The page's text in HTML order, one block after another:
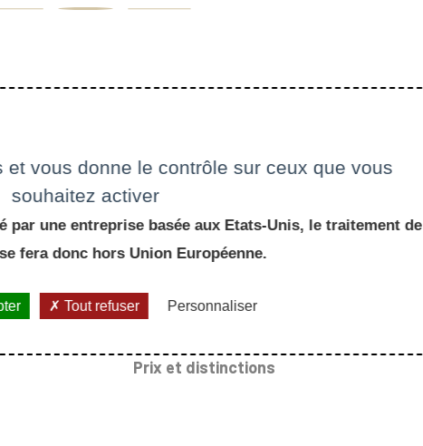
Prix et distinctions
vous donne le contrôle sur ceux que vous
souhaitez activer
par une entreprise basée aux Etats-Unis, le traitement de
fera donc hors Union Européenne.
Tout refuser Personnaliser